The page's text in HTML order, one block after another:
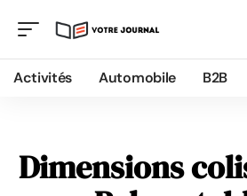
Activités Automobile B2B
Dimensions